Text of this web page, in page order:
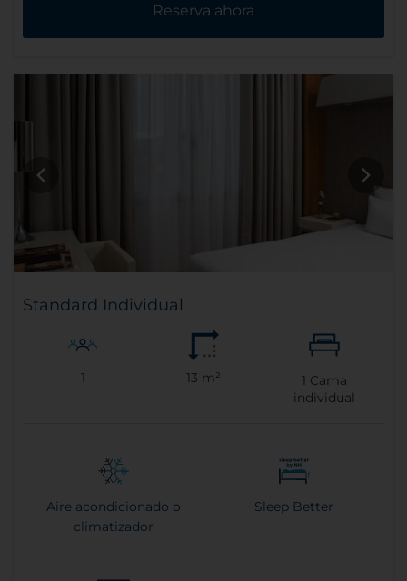
Reserva ahora
Standard Individual
1 13 m² 1 Cama
individual
Aire acondicionado o
climatizador
Sleep Better